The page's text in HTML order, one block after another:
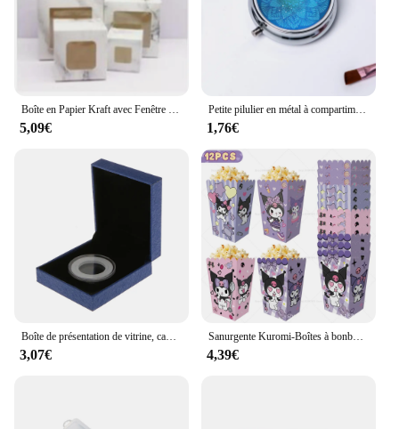
Boîte en Papier Kraft avec Fenêtre Transparente, Disponible en 3 Couleurs, Blanc, Noir, 10x10x10m Boîte d'emballage de fenêtre en papier, présentoir de faveurs, cadeaux et artisanat
5,09€
Petite pilulier en métal à compartiment unique, rangement rond, 3 compartiments, mini pilulier portable pliable, 1 PC
1,76€
Boîte de présentation de vitrine, cadeau pour une seule pièce de monnaie, tirelires, décoration d'intérieur, bleu, 38mm
3,07€
Sanurgente Kuromi-Boîtes à bonbons décoratives pour fête d'anniversaire, sac en papier pop-corn, boîte-cadeau pour collation, faveurs d'anniversaire pour enfants, fournitures de fête pour filles, 6 pièces, 12 pièces
4,39€